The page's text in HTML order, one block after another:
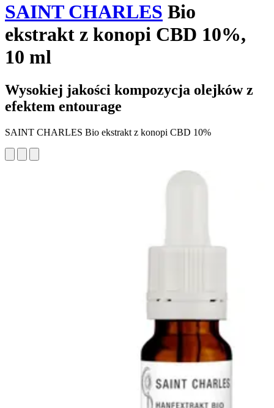
SAINT CHARLES Bio
ekstrakt z konopi CBD 10%,
10 ml
Wysokiej jakości kompozycja olejków z
efektem entourage
SAINT CHARLES Bio ekstrakt z konopi CBD 10%